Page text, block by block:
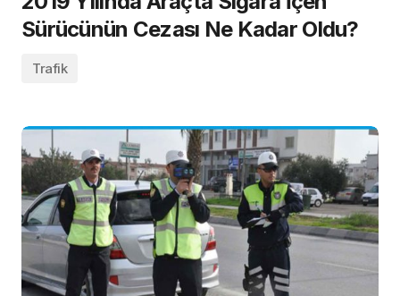
Sürücünün Cezası Ne Kadar Oldu?
Trafik